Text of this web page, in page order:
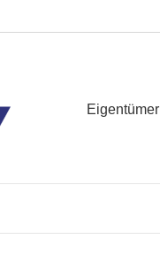
Eigentümer